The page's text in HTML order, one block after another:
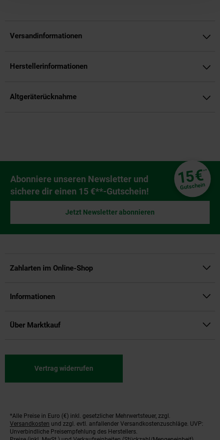
Versandinformationen
Herstellerinformationen
Altgeräterücknahme
Newsletter Anmeldung
Abonniere unseren Newsletter und
sichere dir einen 15 €**-Gutschein!
15€**
Gutschein
Jetzt Newsletter abonnieren
Zahlarten im Online-Shop
Informationen
Über Marktkauf
Vertrag widerrufen
Fußnoten
*Alle Preise in Euro (€) inkl. gesetzlicher Mehrwertsteuer, zzgl.
Versandkosten und zzgl. evtl. anfallender Versandkostenzuschläge. UVP:
Unverbindliche Preisempfehlung des Herstellers.